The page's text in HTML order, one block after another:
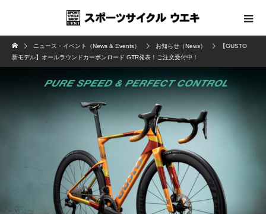
ニュース・イベント（News & Events） お知らせ（News）
【GUSTO
新モデル】オールラウンドカーボンロード GTR発表！ご注文受付中！